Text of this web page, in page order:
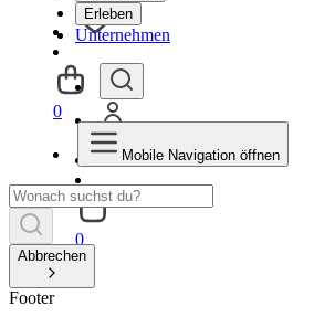
Erleben
Unternehmen
0
0
Mobile Navigation öffnen
Abbrechen
Footer